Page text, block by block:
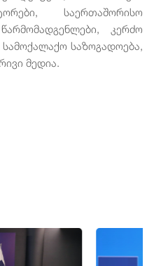
საერთაშორისო
კერძო
საზოგადოება,
მედია.